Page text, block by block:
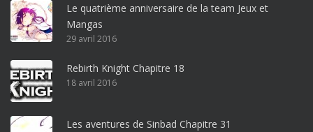
o
ff
i
c
e
3
Le quatrième anniversaire de la team Jeux et
Mangas
29 avril 2016
Rebirth Knight Chapitre 18
18 avril 2016
Les aventures de Sinbad Chapitre 31